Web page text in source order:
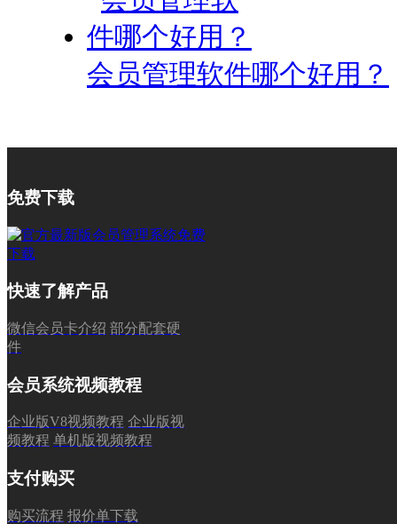
会员管理软件哪个好用？
免费下载
快速了解产品
微信会员卡介绍 部分配套硬
件
会员系统视频教程
企业版V8视频教程 企业版视
频教程 单机版视频教程
支付购买
购买流程 报价单下载